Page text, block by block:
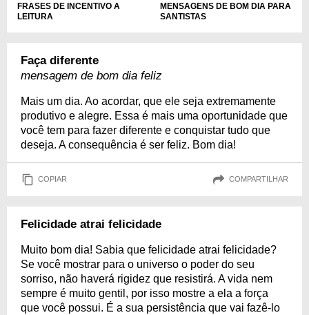
FRASES DE INCENTIVO A
LEITURA
MENSAGENS DE BOM DIA PARA
SANTISTAS
Faça diferente
mensagem de bom dia feliz
Mais um dia. Ao acordar, que ele seja extremamente
produtivo e alegre. Essa é mais uma oportunidade que
você tem para fazer diferente e conquistar tudo que
deseja. A consequência é ser feliz. Bom dia!
COPIAR COMPARTILHAR
Felicidade atrai felicidade
Muito bom dia! Sabia que felicidade atrai felicidade?
Se você mostrar para o universo o poder do seu
sorriso, não haverá rigidez que resistirá. A vida nem
sempre é muito gentil, por isso mostre a ela a força
que você possui. É a sua persistência que vai fazê-lo